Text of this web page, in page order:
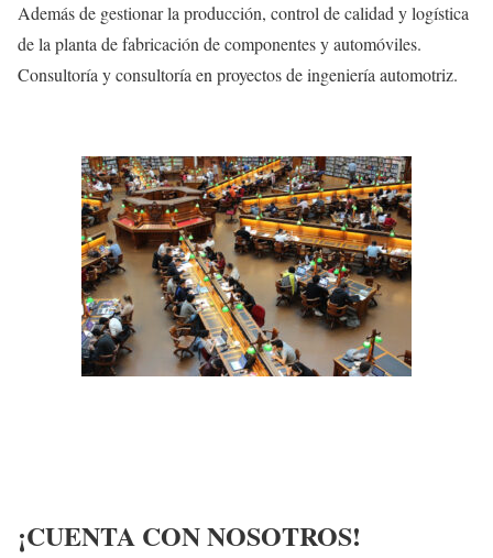
Además de gestionar la producción, control de calidad y logística
de la planta de fabricación de componentes y automóviles.
Consultoría y consultoría en proyectos de ingeniería automotriz.
¡CUENTA CON NOSOTROS!